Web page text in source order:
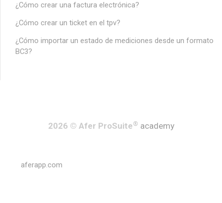
¿Cómo crear una factura electrónica?
¿Cómo crear un ticket en el tpv?
¿Cómo importar un estado de mediciones desde un formato
BC3?
2026 © Afer ProSuite® academy
aferapp.com